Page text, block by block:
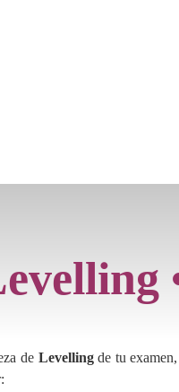
de Levellingde tu